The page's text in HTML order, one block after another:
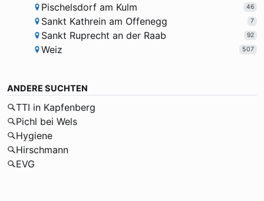
Pischelsdorf am Kulm 46
Sankt Kathrein am Offenegg 7
Sankt Ruprecht an der Raab 92
Weiz 507
ANDERE SUCHTEN
TTI in Kapfenberg
Pichl bei Wels
Hygiene
Hirschmann
EVG